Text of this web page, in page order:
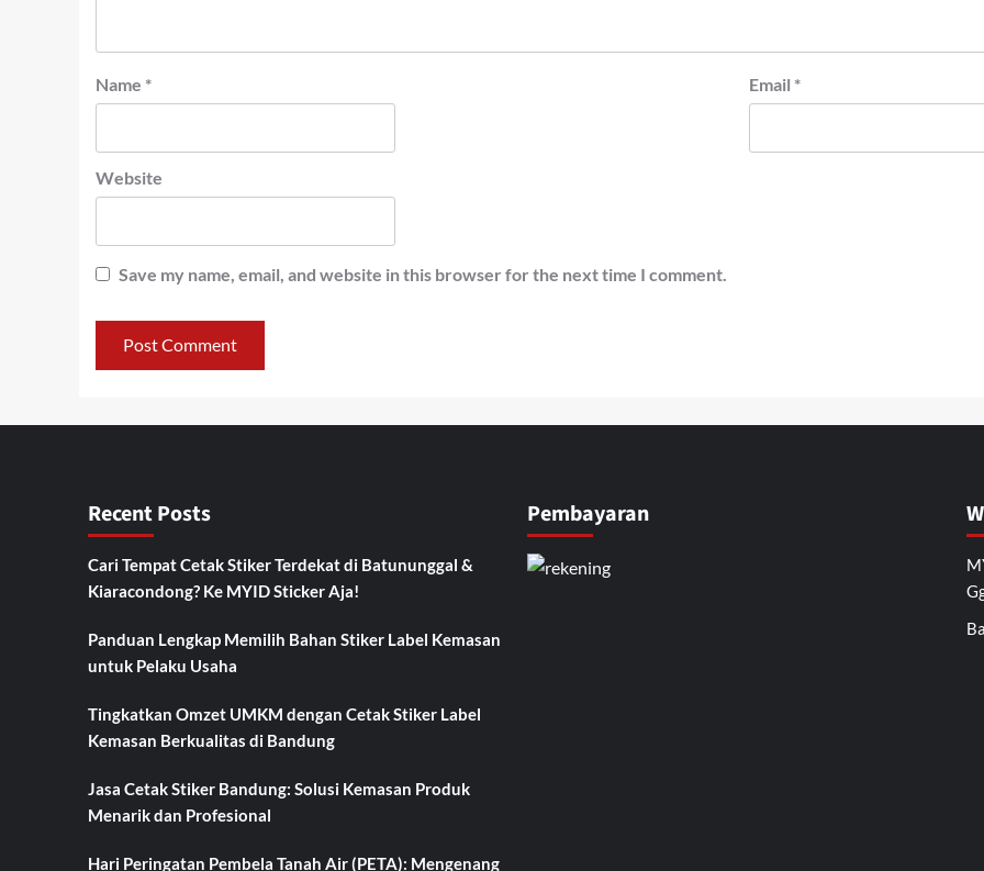
Name * Email *
Website
Save my name, email, and website in this browser for the next time I comment.
Recent Posts
Cari Tempat Cetak Stiker Terdekat di Batununggal &
Kiaracondong? Ke MYID Sticker Aja!
Panduan Lengkap Memilih Bahan Stiker Label Kemasan
untuk Pelaku Usaha
Tingkatkan Omzet UMKM dengan Cetak Stiker Label
Kemasan Berkualitas di Bandung
Jasa Cetak Stiker Bandung: Solusi Kemasan Produk
Menarik dan Profesional
Hari Peringatan Pembela Tanah Air (PETA): Mengenang
Pembayaran